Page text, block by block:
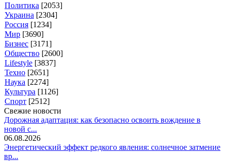
Политика [2053]
Украина [2304]
Россия [1234]
Мир [3690]
Бизнес [3171]
Общество [2600]
Lifestyle [3837]
Техно [2651]
Наука [2274]
Культура [1126]
Спорт [2512]
Свежие новости
Дорожная адаптация: как безопасно освоить вождение в
новой с...
06.08.2026
Энергетический эффект редкого явления: солнечное затмение
вр...